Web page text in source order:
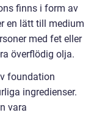
finns i form av
en lätt till medium
med fet eller
överflödig olja.
foundation
ingredienser.
vara